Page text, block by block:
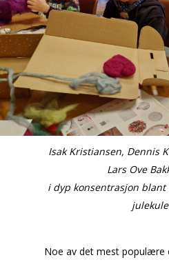
Isak Kristiansen, Dennis
Lars Ove
i dyp konsentrasjon
Noe av det mest populære